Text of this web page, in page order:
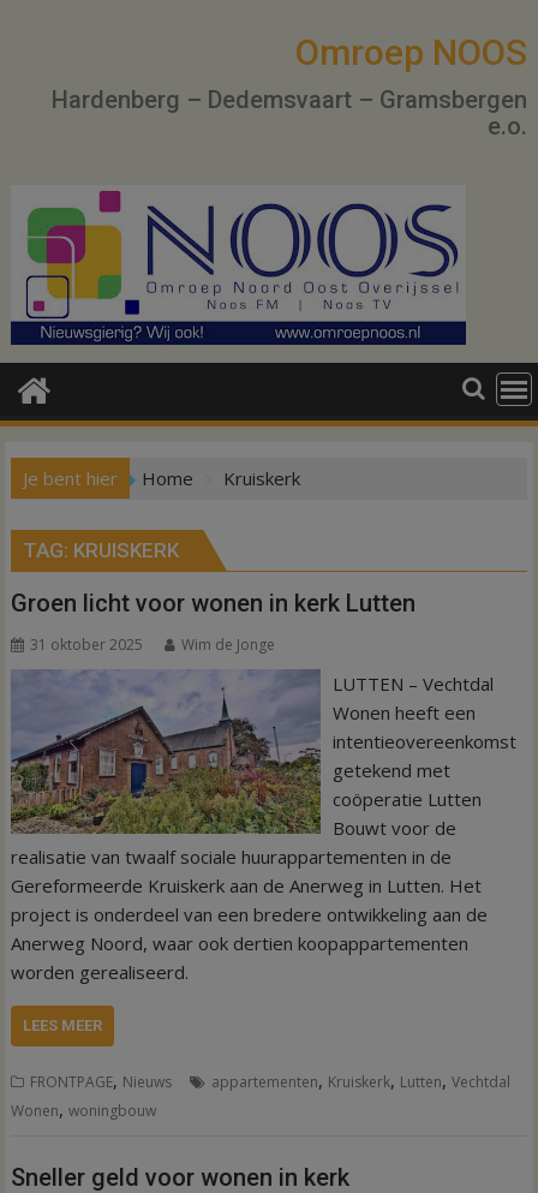
Omroep NOOS
Hardenberg – Dedemsvaart – Gramsbergen
e.o.
Je bent hier Home Kruiskerk
TAG: KRUISKERK
Groen licht voor wonen in kerk Lutten
31 oktober 2025 Wim de Jonge
LUTTEN – Vechtdal
Wonen heeft een
intentieovereenkomst
getekend met
coöperatie Lutten
Bouwt voor de
realisatie van twaalf sociale huurappartementen in de
Gereformeerde Kruiskerk aan de Anerweg in Lutten. Het
project is onderdeel van een bredere ontwikkeling aan de
Anerweg Noord, waar ook dertien koopappartementen
worden gerealiseerd.
LEES MEER
FRONTPAGE, Nieuws appartementen, Kruiskerk, Lutten,Vechtdal
Wonen,woningbouw
Sneller geld voor wonen in kerk